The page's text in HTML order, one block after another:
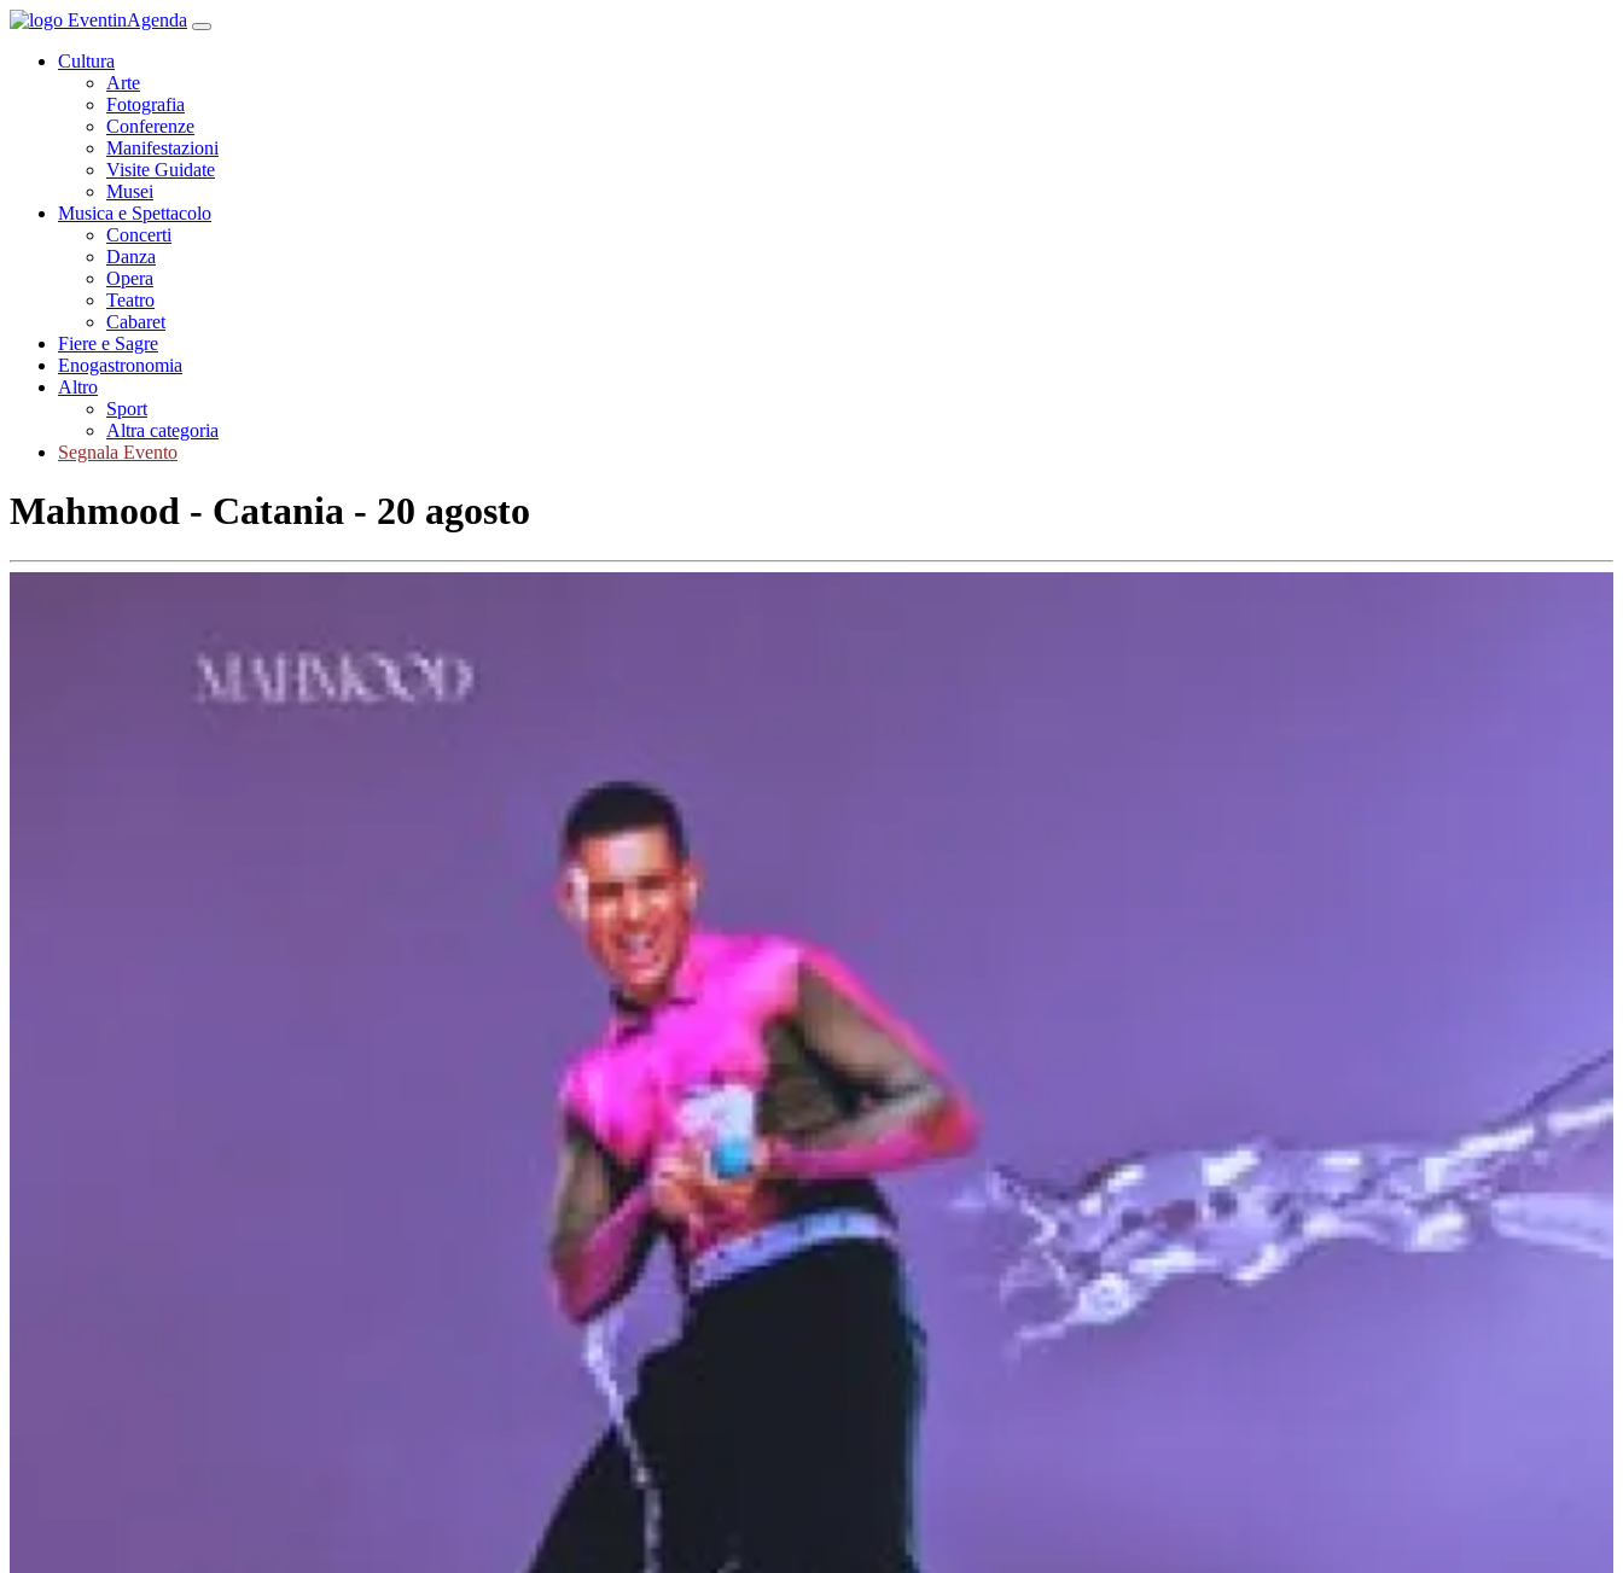
Cultura
Arte
Fotografia
Conferenze
Manifestazioni
Visite Guidate
Musei
Musica e Spettacolo
Concerti
Danza
Opera
Teatro
Cabaret
Fiere e Sagre
Enogastronomia
Altro
Sport
Altra categoria
Segnala Evento
Mahmood - Catania - 20 agosto